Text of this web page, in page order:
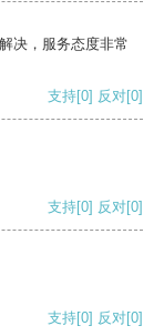
决，服务态度非常
支持[0] 反对[0]
支持[0] 反对[0]
支持[0] 反对[0]